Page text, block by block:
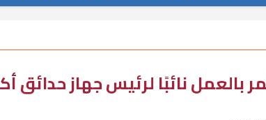
نائبًا لرئيس جهاز حدائق